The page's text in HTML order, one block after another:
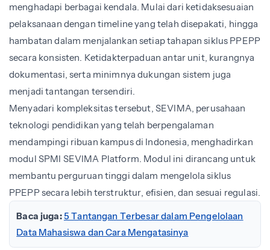
menghadapi berbagai kendala. Mulai dari ketidaksesuaian
pelaksanaan dengan timeline yang telah disepakati, hingga
hambatan dalam menjalankan setiap tahapan siklus PPEPP
secara konsisten. Ketidakterpaduan antar unit, kurangnya
dokumentasi, serta minimnya dukungan sistem juga
menjadi tantangan tersendiri.
Menyadari kompleksitas tersebut, SEVIMA, perusahaan
teknologi pendidikan yang telah berpengalaman
mendampingi ribuan kampus di Indonesia, menghadirkan
modul SPMI SEVIMA Platform. Modul ini dirancang untuk
membantu perguruan tinggi dalam mengelola siklus
PPEPP secara lebih terstruktur, efisien, dan sesuai regulasi.
Baca juga:5 Tantangan Terbesar dalam Pengelolaan
Data Mahasiswa dan Cara Mengatasinya